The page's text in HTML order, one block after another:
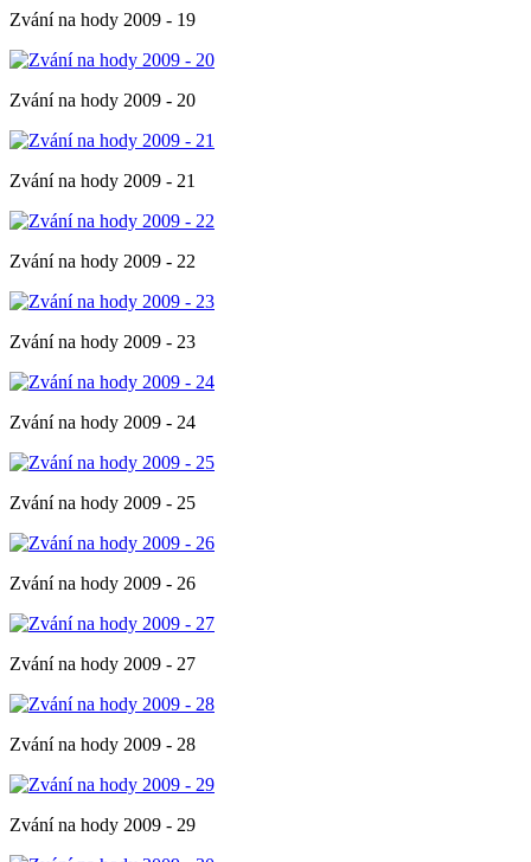
Zvání na hody 2009 - 19
Zvání na hody 2009 - 20
Zvání na hody 2009 - 21
Zvání na hody 2009 - 22
Zvání na hody 2009 - 23
Zvání na hody 2009 - 24
Zvání na hody 2009 - 25
Zvání na hody 2009 - 26
Zvání na hody 2009 - 27
Zvání na hody 2009 - 28
Zvání na hody 2009 - 29